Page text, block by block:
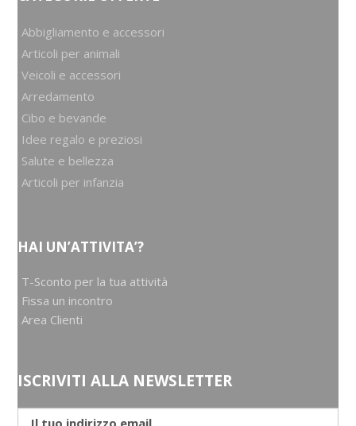
Abbigliamento e accessori
Articoli per animali
Veicoli e accessori
Arredamento
Cibo e bevande
Idee regalo e preziosi
Salute e bellezza
Articoli per infanzia
HAI UN’ATTIVITA’?
T-Sconto per la tua attività
Fissa un incontro
Area Clienti
ISCRIVITI ALLA NEWSLETTER